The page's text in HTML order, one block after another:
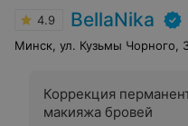
4.9 BellaNika
Минск, ул. Кузьмы Чорного,
Коррекция
макияжа бровей